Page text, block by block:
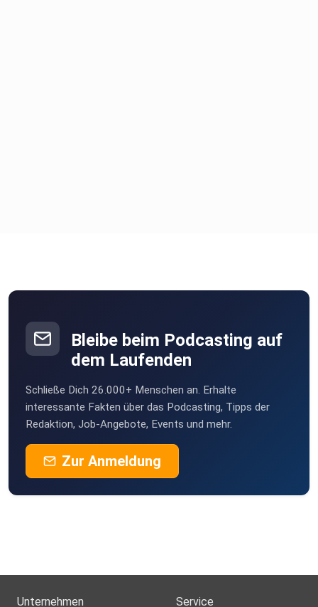
Bleibe beim Podcasting auf
dem Laufenden
Schließe Dich 26.000+ Menschen an. Erhalte
interessante Fakten über das Podcasting, Tipps der
Redaktion, Job-Angebote, Events und mehr.
Zur Anmeldung
Unternehmen Service